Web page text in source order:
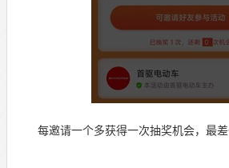
每邀请一个多获得一次抽奖机会，最差